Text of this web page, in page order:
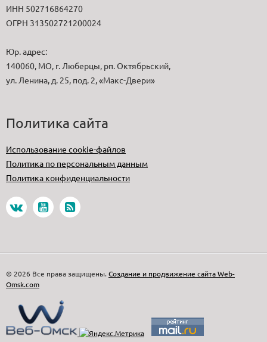
ИНН 502716864270
ОГРН 313502721200024
Юр. адрес:
140060, МО, г. Люберцы, рп. Октябрьский,
ул. Ленина, д. 25, под. 2, «Макс-Двери»
Политика сайта
Использование cookie-файлов
Политика по персональным данным
Политика конфиденциальности
© 2026 Все права защищены. Создание и продвижение сайта Web-
Omsk.com